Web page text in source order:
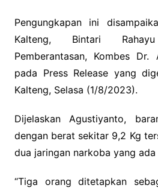
Pengungkapan ini
Kalteng, Bintari
Pemberantasan, Kombes Dr.
pada Press Release yang
Kalteng, Selasa (1/8/2023).
Dijelaskan Agustiyanto,
dengan berat sekitar 9,2 Kg
dua jaringan narkoba yang
“Tiga orang ditetapkan